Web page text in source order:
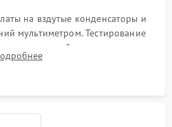
на вздутые конденсаторы и
мультиметром. Тестирование
и накопителей с помощью
выявления сбойных секторов и